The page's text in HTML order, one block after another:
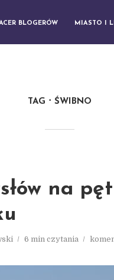
BLOGERÓW MIASTO I
TAG ŚWIBNO
na
6 min czytania